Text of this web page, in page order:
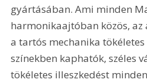
gyártásában. Ami minden
harmonikaajtóban közös, az
a tartós mechanika
színekben kaphatók, széles
tökéletes illeszkedést